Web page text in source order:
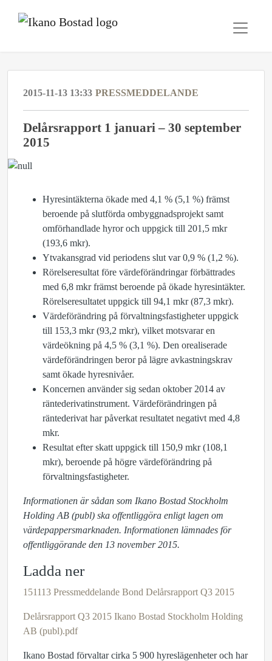
2015-11-13 13:33 PRESSMEDDELANDE
Delårsrapport 1 januari – 30 september
2015
Hyresintäkterna ökade med 4,1 % (5,1 %) främst
beroende på slutförda ombyggnadsprojekt samt
omförhandlade hyror och uppgick till 201,5 mkr
(193,6 mkr).
Ytvakansgrad vid periodens slut var 0,9 % (1,2 %).
Rörelseresultat före värdeförändringar förbättrades
med 6,8 mkr främst beroende på ökade hyresintäkter.
Rörelseresultatet uppgick till 94,1 mkr (87,3 mkr).
Värdeförändring på förvaltningsfastigheter uppgick
till 153,3 mkr (93,2 mkr), vilket motsvarar en
värdeökning på 4,5 % (3,1 %). Den orealiserade
värdeförändringen beror på lägre avkastningskrav
samt ökade hyresnivåer.
Koncernen använder sig sedan oktober 2014 av
räntederivatinstrument. Värdeförändringen på
räntederivat har påverkat resultatet negativt med 4,8
mkr.
Resultat efter skatt uppgick till 150,9 mkr (108,1
mkr), beroende på högre värdeförändring på
förvaltningsfastigheter.
Informationen är sådan som Ikano Bostad Stockholm
Holding AB (publ) ska offentliggöra enligt lagen om
värdepappersmarknaden. Informationen lämnades för
offentliggörande den 13 november 2015.
Ladda ner
151113 Pressmeddelande Bond Delårsrapport Q3 2015
Delårsrapport Q3 2015 Ikano Bostad Stockholm Holding
AB (publ).pdf
Ikano Bostad förvaltar cirka 5 900 hyreslägenheter och har